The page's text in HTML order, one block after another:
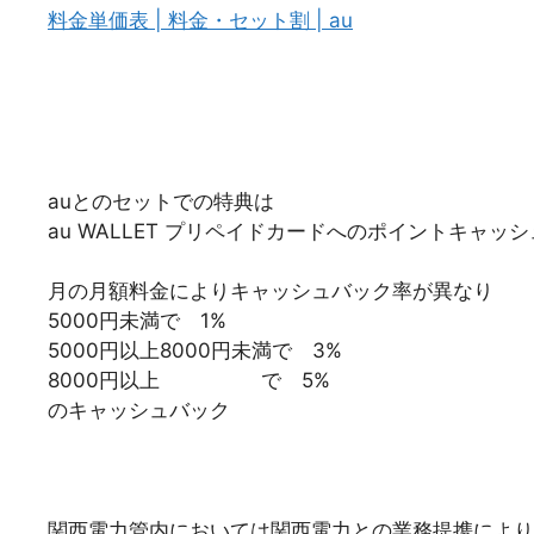
料金単価表 | 料金・セット割 | au
auとのセットでの特典は
au WALLET プリペイドカードへのポイントキャッシ
月の月額料金によりキャッシュバック率が異なり
5000円未満で 1%
5000円以上8000円未満で 3%
8000円以上 で 5%
のキャッシュバック